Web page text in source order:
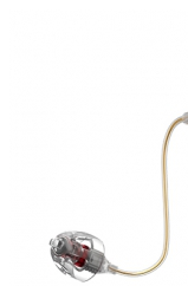
Audio
Hoortoestelbatterijen
Onderhoudsartikelen
Signia Active Mini IX
De Signia Active Mini